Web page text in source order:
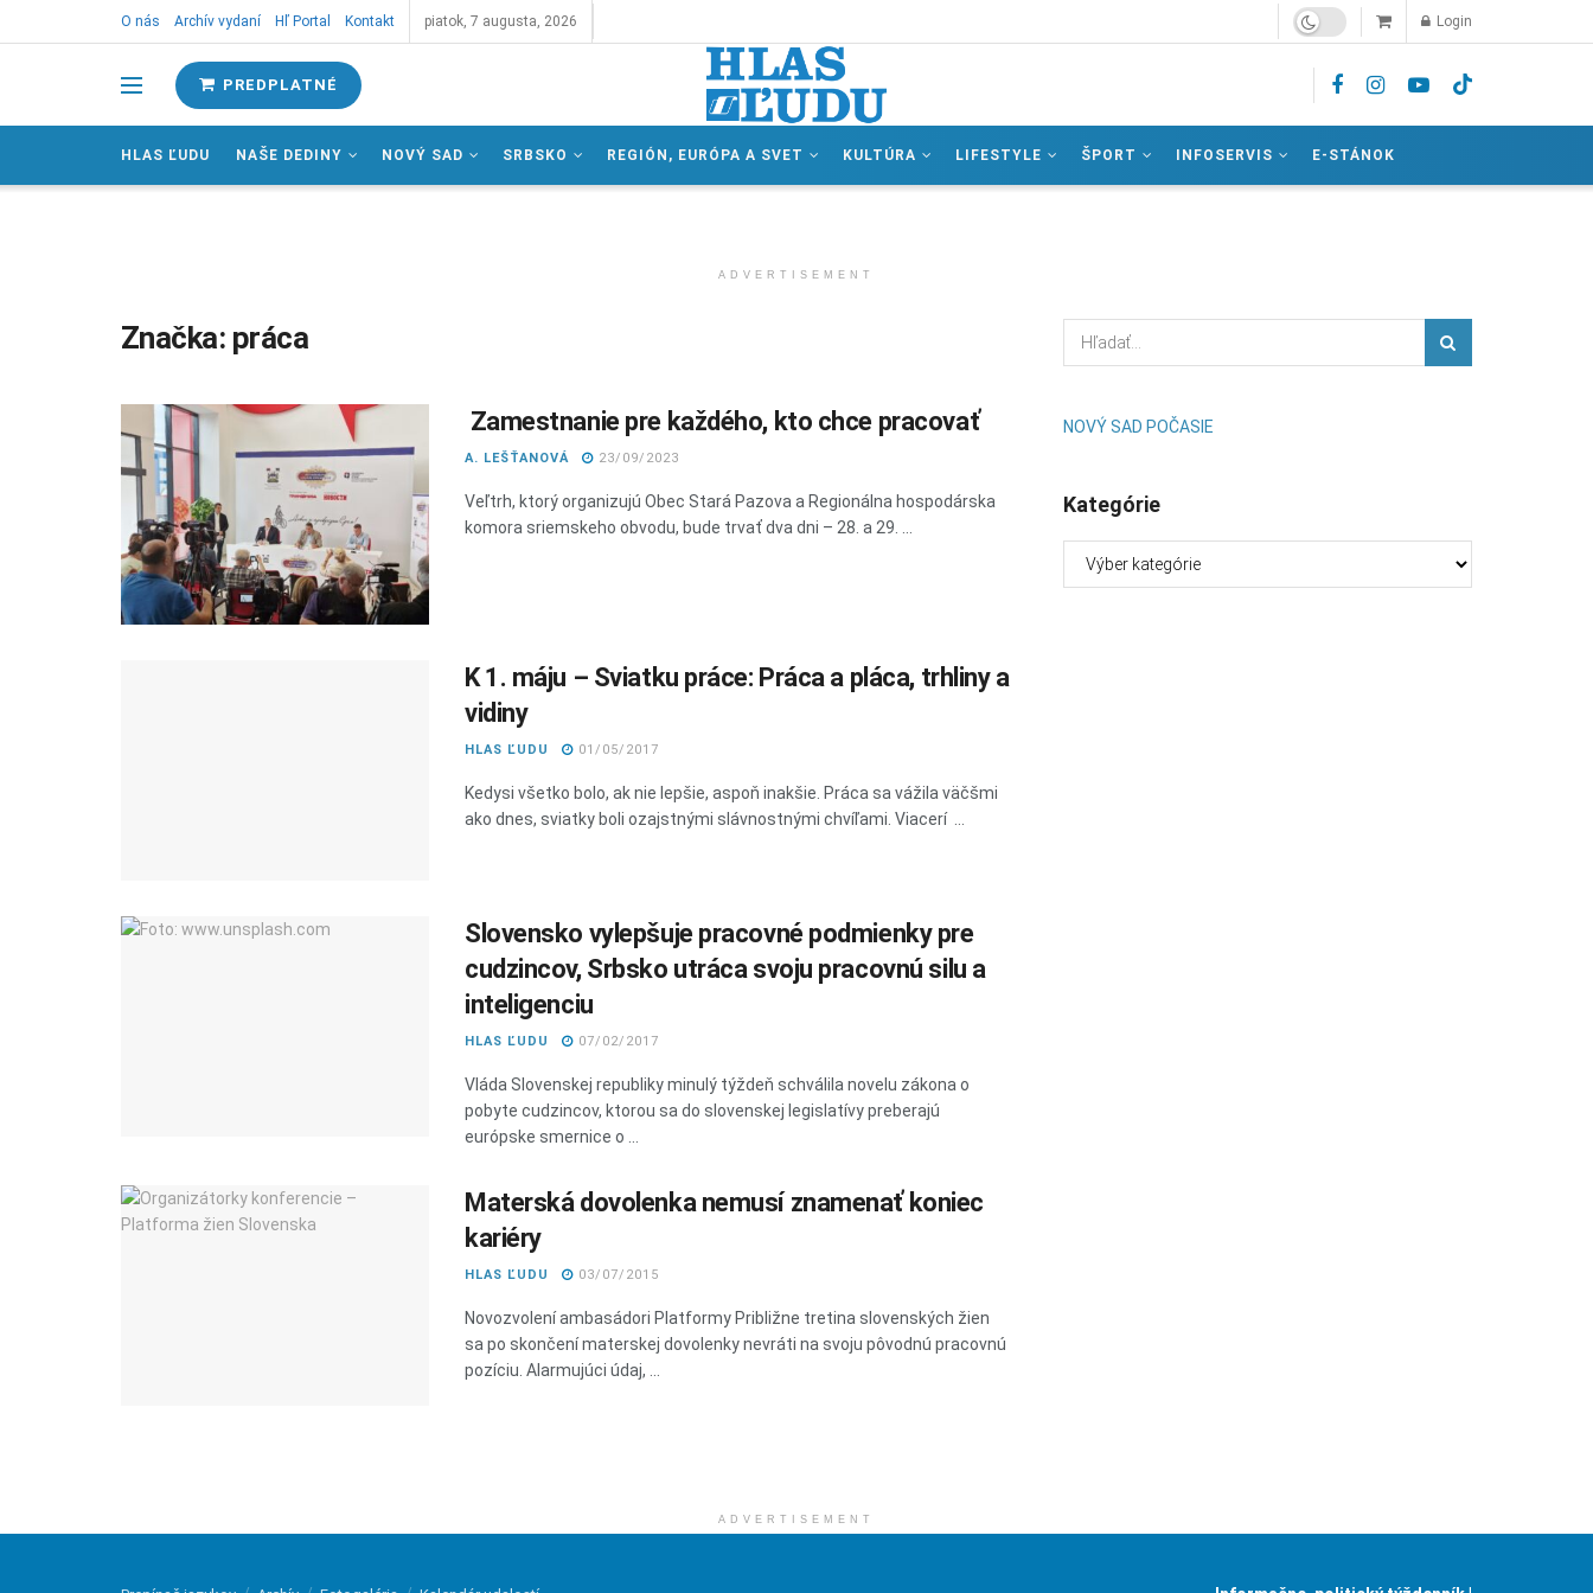
O nás Archív vydaní Hľ Portal Kontakt piatok, 7 augusta, 2026 Login
PREDPLATNÉ
HLAS ĽUDU NAŠE DEDINY NOVÝ SAD SRBSKO REGIÓN, EURÓPA A SVET KULTÚRA LIFESTYLE ŠPORT INFOSERVIS E-STÁNOK
ADVERTISEMENT
Značka: práca
Zamestnanie pre každého, kto chce pracovať
A. LEŠŤANOVÁ 23/09/2023
Veľtrh, ktorý organizujú Obec Stará Pazova a Regionálna hospodárska
komora sriemskeho obvodu, bude trvať dva dni – 28. a 29. ...
K 1. máju – Sviatku práce: Práca a pláca, trhliny a
vidiny
HLAS ĽUDU 01/05/2017
Kedysi všetko bolo, ak nie lepšie, aspoň inakšie. Práca sa vážila väčšmi
ako dnes, sviatky boli ozajstnými slávnostnými chvíľami. Viacerí ...
Slovensko vylepšuje pracovné podmienky pre
cudzincov, Srbsko utráca svoju pracovnú silu a
inteligenciu
HLAS ĽUDU 07/02/2017
Vláda Slovenskej republiky minulý týždeň schválila novelu zákona o
pobyte cudzincov, ktorou sa do slovenskej legislatívy preberajú
európske smernice o ...
Materská dovolenka nemusí znamenať koniec
kariéry
HLAS ĽUDU 03/07/2015
Novozvolení ambasádori Platformy Približne tretina slovenských žien
sa po skončení materskej dovolenky nevráti na svoju pôvodnú pracovnú
pozíciu. Alarmujúci údaj, ...
NOVÝ SAD POČASIE
Kategórie
ADVERTISEMENT